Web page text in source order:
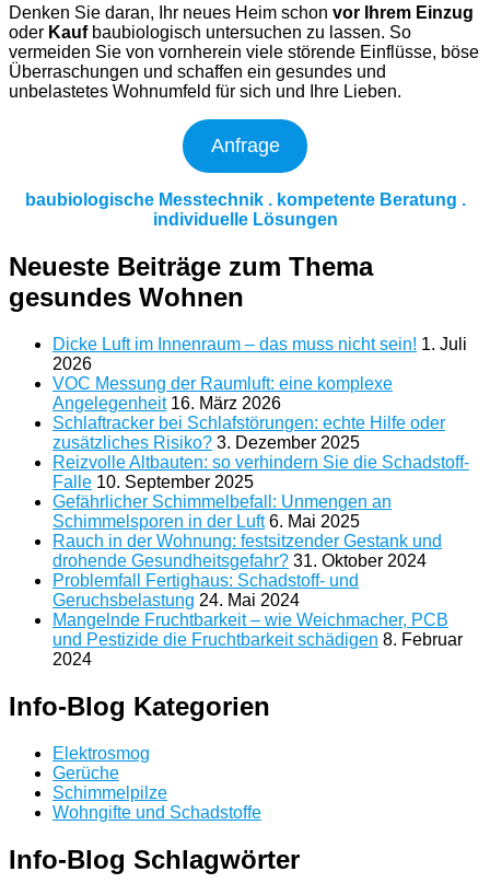
Denken Sie daran, Ihr neues Heim schon vor Ihrem Einzug
oder Kaufbaubiologisch untersuchen zu lassen. So
vermeiden Sie von vornherein viele störende Einflüsse, böse
Überraschungen und schaffen ein gesundes und
unbelastetes Wohnumfeld für sich und Ihre Lieben.
Anfrage
baubiologische Messtechnik . kompetente Beratung .
individuelle Lösungen
Neueste Beiträge zum Thema
gesundes Wohnen
Dicke Luft im Innenraum – das muss nicht sein! 1. Juli
2026
VOC Messung der Raumluft: eine komplexe
Angelegenheit 16. März 2026
Schlaftracker bei Schlafstörungen: echte Hilfe oder
zusätzliches Risiko? 3. Dezember 2025
Reizvolle Altbauten: so verhindern Sie die Schadstoff-
Falle 10. September 2025
Gefährlicher Schimmelbefall: Unmengen an
Schimmelsporen in der Luft 6. Mai 2025
Rauch in der Wohnung: festsitzender Gestank und
drohende Gesundheitsgefahr? 31. Oktober 2024
Problemfall Fertighaus: Schadstoff- und
Geruchsbelastung 24. Mai 2024
Mangelnde Fruchtbarkeit – wie Weichmacher, PCB
und Pestizide die Fruchtbarkeit schädigen 8. Februar
2024
Info-Blog Kategorien
Elektrosmog
Gerüche
Schimmelpilze
Wohngifte und Schadstoffe
Info-Blog Schlagwörter